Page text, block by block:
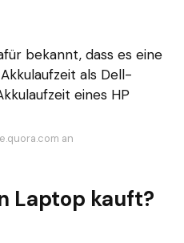
bekannt, dass es eine
als Dell-
eines HP
an
Laptop kauft?